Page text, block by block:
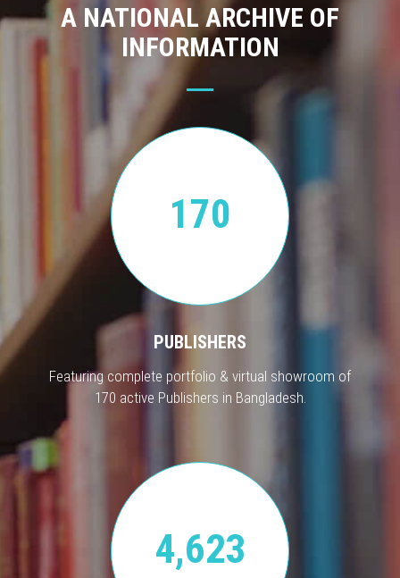
A NATIONAL ARCHIVE OF
INFORMATION
170
PUBLISHERS
Featuring complete portfolio & virtual showroom of
170 active Publishers in Bangladesh.
4,623